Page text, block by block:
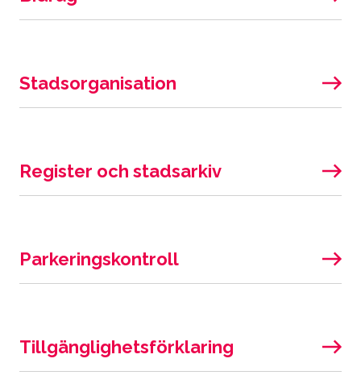
Stadsorganisation
Register och stadsarkiv
Parkeringskontroll
Tillgänglighetsförklaring